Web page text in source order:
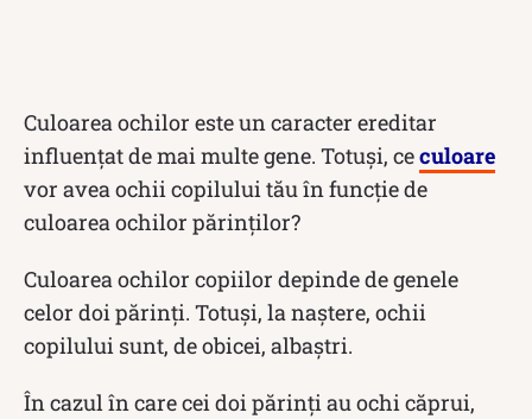
Culoarea ochilor este un caracter ereditar
influențat de mai multe gene. Totuși, ceculoare
vor avea ochii copilului tău în funcție de
culoarea ochilor părinților?
Culoarea ochilor copiilor depinde de genele
celor doi părinți. Totuși, la naștere, ochii
copilului sunt, de obicei, albaștri.
În cazul în care cei doi părinți au ochi căprui,